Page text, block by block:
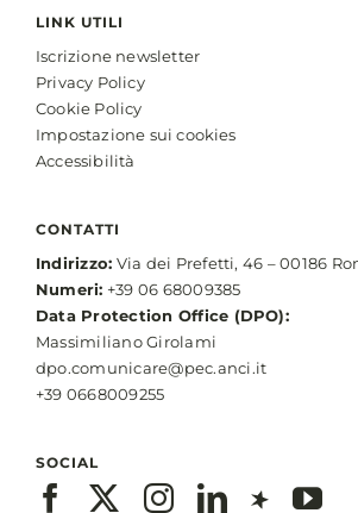
LINK UTILI
Iscrizione newsletter
Privacy Policy
Cookie Policy
Impostazione sui cookies
Accessibilità
CONTATTI
Indirizzo: Via dei Prefetti, 46 – 00186
Numeri: +39 06 68009385
Data Protection Office (DPO):
Massimiliano Girolami
dpo.comunicare@pec.anci.it
+39 0668009255
SOCIAL